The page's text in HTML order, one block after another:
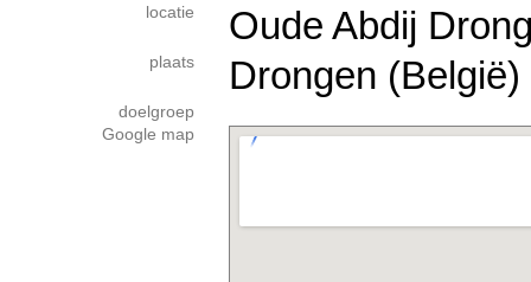
locatie Oude Abdij
plaats Drongen (België)
doelgroep
Google map